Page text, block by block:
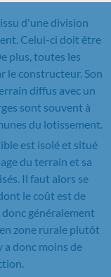
d'une division
Celui-ci doit être
plus, toutes les
le constructeur. Son
diffus avec un
sont souvent à
du lotissement.
est isolé et situé
du terrain et sa
Il faut alors se
le coût est de
généralement
zone rurale plutôt
a donc moins de